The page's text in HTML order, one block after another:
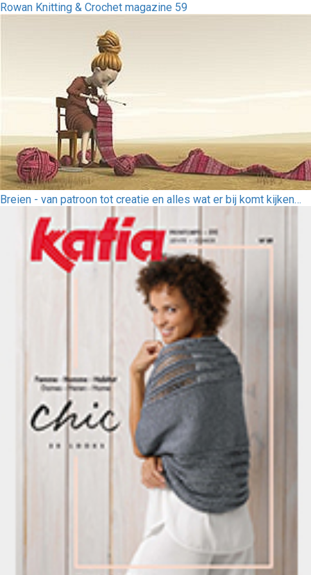
Rowan Knitting & Crochet magazine 59
Breien - van patroon tot creatie en alles wat er bij komt kijken…